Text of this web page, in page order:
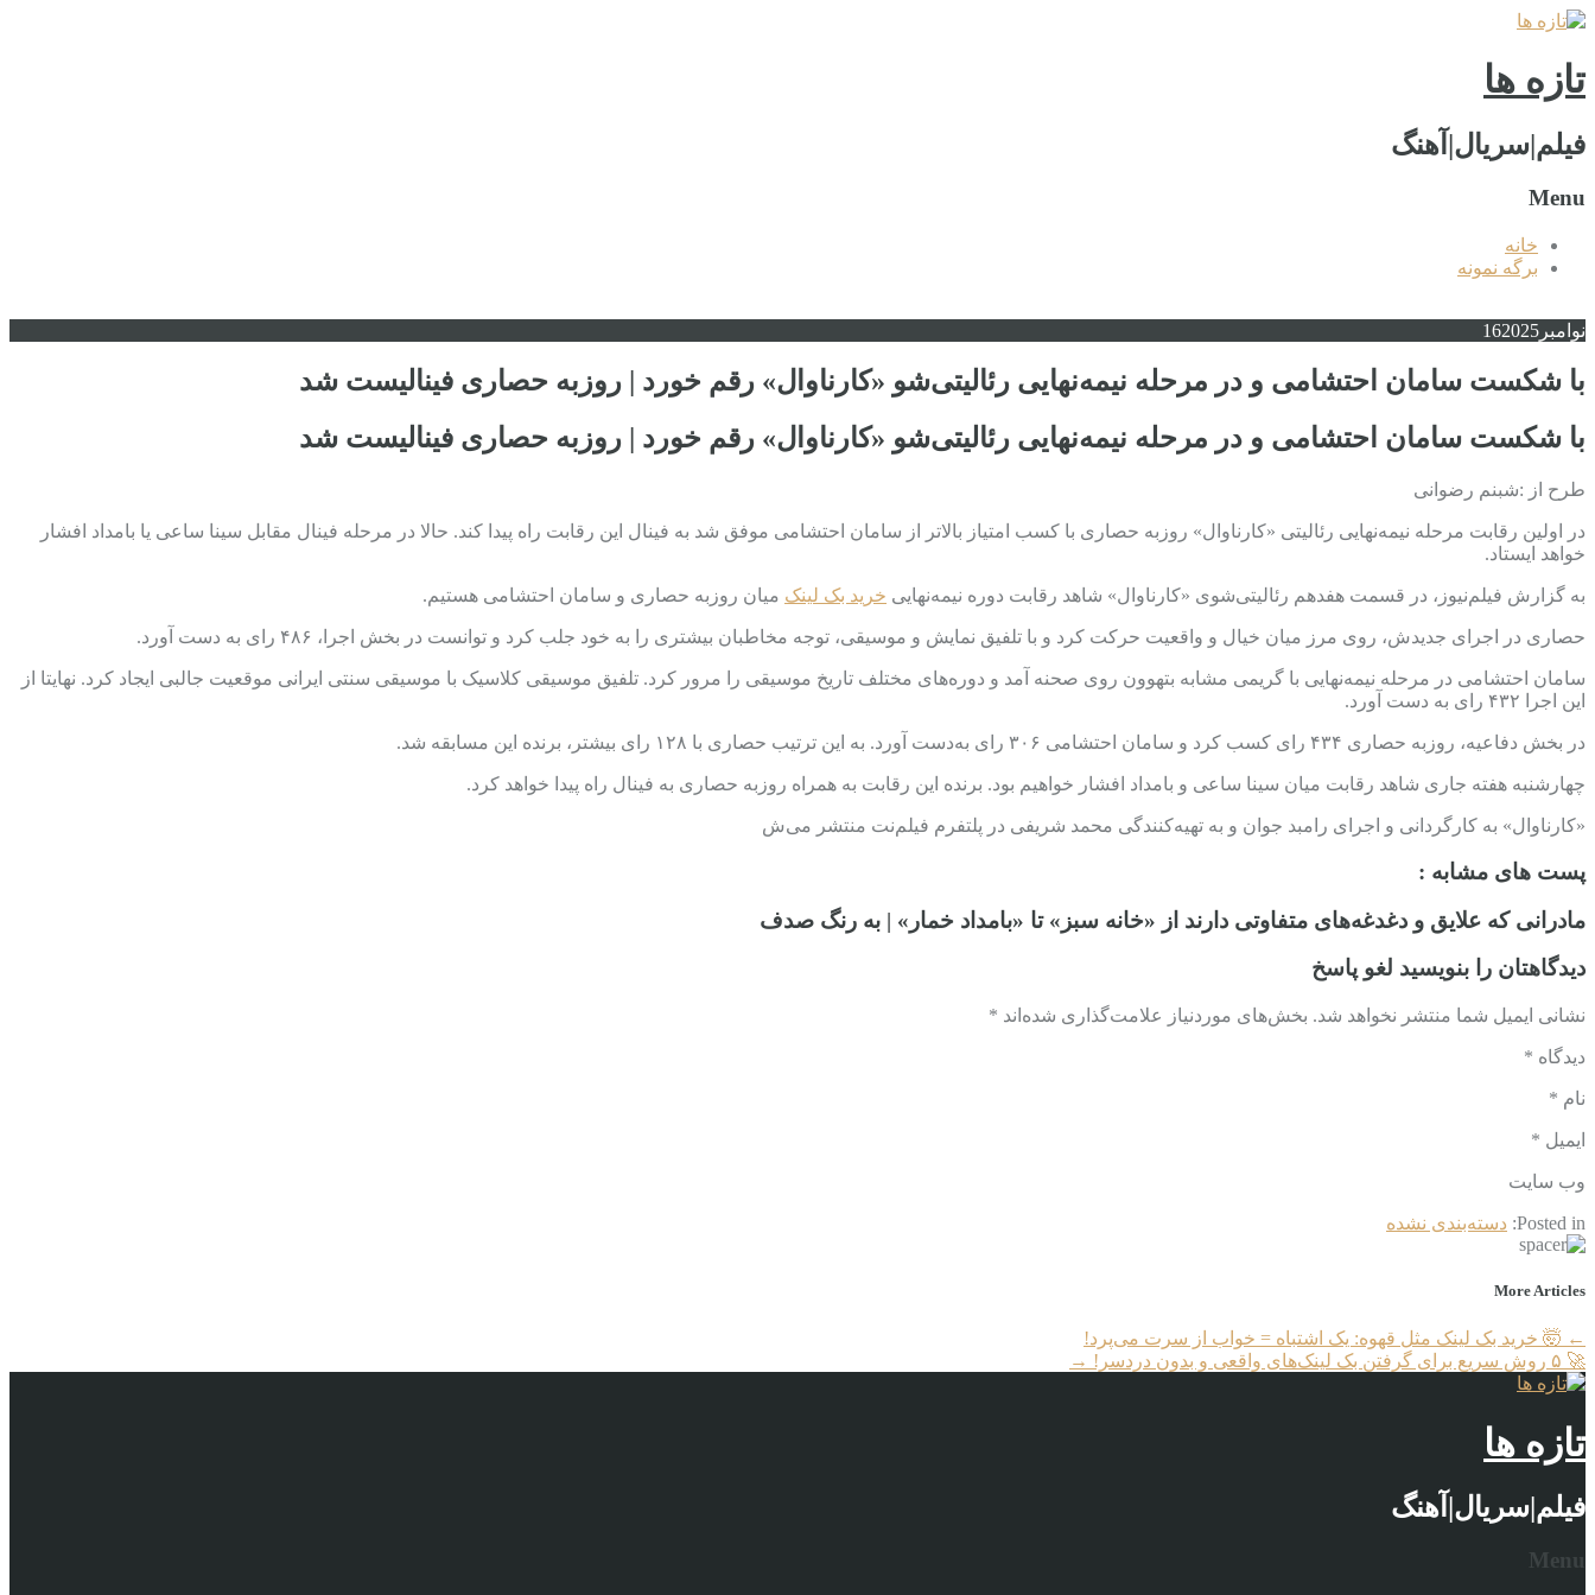
تازه ها
فیلم|سریال|آهنگ
Menu
خانه
برگه نمونه
نوامبر 162025
با شکست سامان احتشامی و در مرحله نیمه‌نهایی رئالیتی‌شو «کارناوال» رقم خورد | روزبه حصاری فینالیست شد
با شکست سامان احتشامی و در مرحله نیمه‌نهایی رئالیتی‌شو «کارناوال» رقم خورد | روزبه حصاری فینالیست شد
طرح از :شبنم رضوانی
در اولین رقابت مرحله نیمه‌نهایی رئالیتی «کارناوال» روزبه حصاری با کسب امتیاز بالاتر از سامان احتشامی موفق شد به فینال این رقابت راه پیدا کند. حالا در مرحله فینال مقابل سینا ساعی یا بامداد افشار
خواهد ایستاد.
به گزارش فیلم‌نیوز، در قسمت هفدهم رئالیتی‌شوی «کارناوال» شاهد رقابت دوره نیمه‌نهایی خرید بک لینک میان روزبه حصاری و سامان احتشامی هستیم.
حصاری در اجرای جدیدش، روی مرز میان خیال و واقعیت حرکت کرد و با تلفیق نمایش و موسیقی، توجه مخاطبان بیشتری را به خود جلب کرد و توانست در بخش اجرا، ۴۸۶ رای به دست آورد.
سامان احتشامی در مرحله نیمه‌نهایی با گریمی مشابه بتهوون روی صحنه آمد و دوره‌های مختلف تاریخ موسیقی را مرور کرد. تلفیق موسیقی کلاسیک با موسیقی سنتی ایرانی موقعیت جالبی ایجاد کرد. نهایتا از
این اجرا ۴۳۲ رای به دست آورد.
در بخش دفاعیه، روزبه حصاری ۴۳۴ رای کسب کرد و سامان احتشامی ۳۰۶ رای به‌دست آورد. به این ترتیب حصاری با ۱۲۸ رای بیشتر، برنده این مسابقه شد.
چهارشنبه هفته جاری شاهد رقابت میان سینا ساعی و بامداد افشار خواهیم بود. برنده این رقابت به همراه روزبه حصاری به فینال راه پیدا خواهد کرد.
«کارناوال» به کارگردانی و اجرای رامبد جوان و به تهیه‌کنندگی محمد شریفی در پلتفرم فیلم‌نت منتشر می‌ش
پست های مشابه :
مادرانی که علایق و دغدغه‌های متفاوتی دارند از «خانه سبز» تا «بامداد خمار» | به رنگ صدف
دیدگاهتان را بنویسید لغو پاسخ
نشانی ایمیل شما منتشر نخواهد شد. بخش‌های موردنیاز علامت‌گذاری شده‌اند *
دیدگاه *
نام *
ایمیل *
وب‌ سایت
Posted in: دسته‌بندی نشده
More Articles
← 🤯 خرید بک لینک مثل قهوه: یک اشتباه = خواب از سرت می‌پرد!
🚀 ۵ روش سریع برای گرفتن بک لینک‌های واقعی و بدون دردسر!
→
تازه ها
فیلم|سریال|آهنگ
Menu